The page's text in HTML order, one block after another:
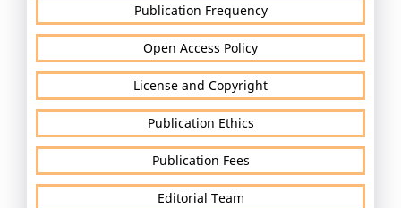
Publication Frequency
Open Access Policy
License and Copyright
Publication Ethics
Publication Fees
Editorial Team